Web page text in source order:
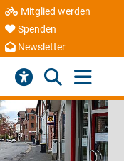
Mitglied werden
Spenden
Newsletter